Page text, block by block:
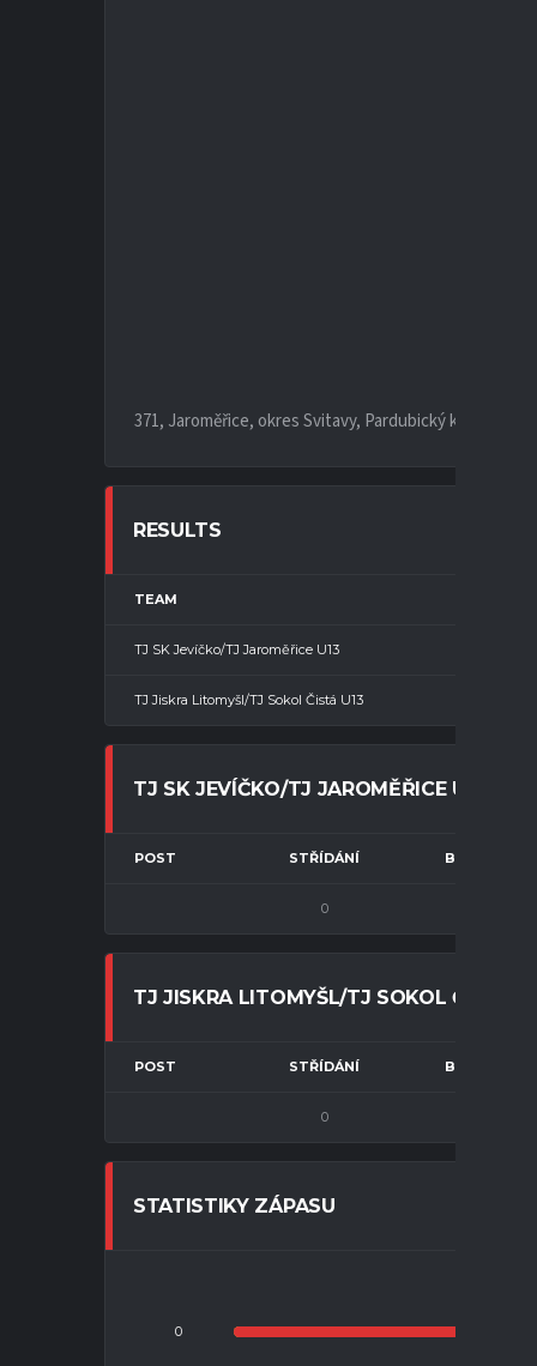
371, Jaroměřice, okres Svitavy, Pardubický kraj,
RESULTS
TEAM
TJ SK Jevíčko/TJ Jaroměřice U13
TJ Jiskra Litomyšl/TJ Sokol Čistá U13
TJ SK JEVÍČKO/TJ JAROMĚŘICE U13
POST STŘÍDÁNÍ BRANKA
0
TJ JISKRA LITOMYŠL/TJ SOKOL ČISTÁ
POST STŘÍDÁNÍ BRANKA
0
STATISTIKY ZÁPASU
0